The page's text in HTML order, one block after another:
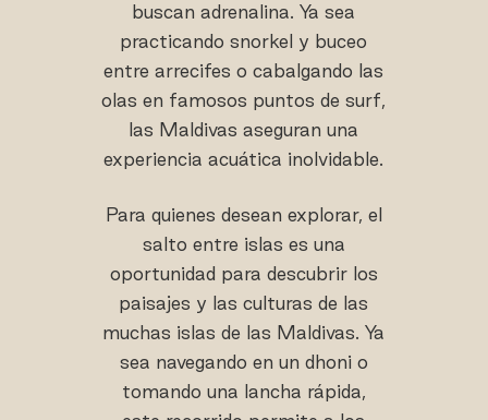
buscan adrenalina. Ya sea
practicando snorkel y buceo
entre arrecifes o cabalgando las
olas en famosos puntos de surf,
las Maldivas aseguran una
experiencia acuática inolvidable.
Para quienes desean explorar, el
salto entre islas es una
oportunidad para descubrir los
paisajes y las culturas de las
muchas islas de las Maldivas. Ya
sea navegando en un dhoni o
tomando una lancha rápida,